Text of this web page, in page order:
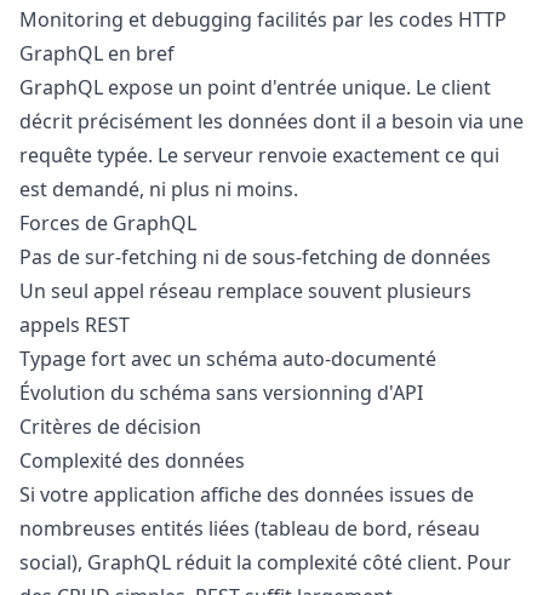
Monitoring et debugging facilités par les codes HTTP
GraphQL en bref
GraphQL expose un point d'entrée unique. Le client
décrit précisément les données dont il a besoin via une
requête typée. Le serveur renvoie exactement ce qui
est demandé, ni plus ni moins.
Forces de GraphQL
Pas de sur-fetching ni de sous-fetching de données
Un seul appel réseau remplace souvent plusieurs
appels REST
Typage fort avec un schéma auto-documenté
Évolution du schéma sans versionning d'API
Critères de décision
Complexité des données
Si votre application affiche des données issues de
nombreuses entités liées (tableau de bord, réseau
social), GraphQL réduit la complexité côté client. Pour